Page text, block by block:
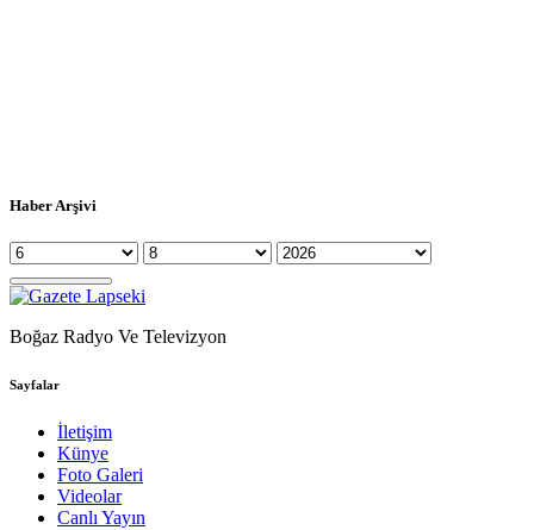
Haber Arşivi
Boğaz Radyo Ve Televizyon
Sayfalar
İletişim
Künye
Foto Galeri
Videolar
Canlı Yayın